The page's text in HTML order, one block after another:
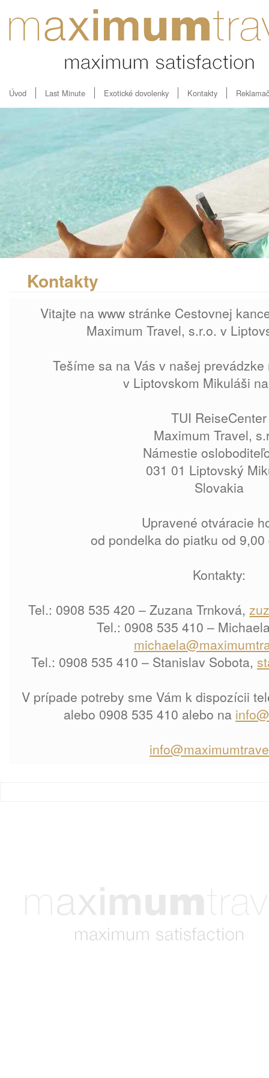
Úvod Last Minute Exotické dovolenky Kontakty
Kontakty
Vitajte na www stránke Cestovnej
Maximum Travel, s.r.o. v
Tešíme sa na Vás v našej
v Liptovskom Mikuláši
TUI ReiseCenter
Maximum Travel,
Námestie
031 01 Liptovský
Slovakia
Upravené otváracie
od pondelka do piatku od
Kontakty:
Tel.: 0908 535 420 – Zuzana Trnková,
Tel.: 0908 535 410 –
Tel.: 0908 535 410 – Stanislav Sobota,
V prípade potreby sme Vám k dispozícii
alebo 0908 535 410 alebo na